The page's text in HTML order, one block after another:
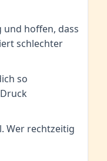
und hoffen, dass
schlechter
so
Wer rechtzeitig